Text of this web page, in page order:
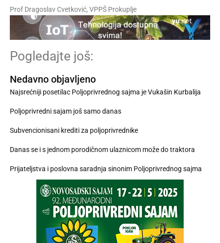
Prof Dragoslav Cvetković, VPPŠ Prokuplje
Pogledajte još:
Nedavno objavljeno
Najsrećniji posetilac Poljoprivrednog sajma je Vukašin Kurbalija
Poljoprivredni sajam još samo danas
Subvencionisani krediti za poljoprivrednike
Danas se i s jednom porodičnom ulaznicom može do traktora
Prijateljstva i poslovna saradnja sinonim Poljoprivrednog sajma